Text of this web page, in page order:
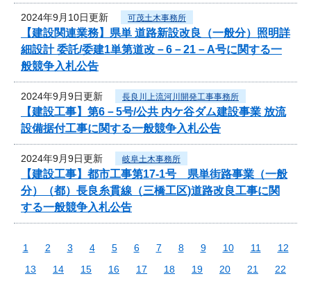
2024年9月10日更新 可茂土木事務所
【建設関連業務】県単 道路新設改良（一般分）照明詳
細設計 委託/委建1単第道改－6－21－A号に関する一
般競争入札公告
2024年9月9日更新 長良川上流河川開発工事事務所
【建設工事】第6－5号/公共 内ケ谷ダム建設事業 放流
設備据付工事に関する一般競争入札公告
2024年9月9日更新 岐阜土木事務所
【建設工事】都市工事第17-1号 県単街路事業（一般
分）（都）長良糸貫線（三橋工区)道路改良工事に関
する一般競争入札公告
1 2 3 4 5 6 7 8 9 10 11
12
13
14 15 16 17 18 19 20 21
22